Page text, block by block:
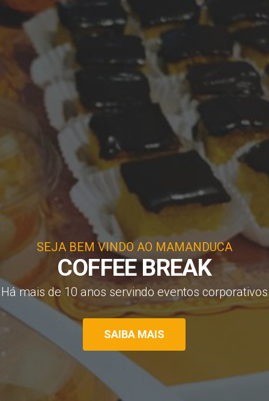
SEJA BEM VINDO AO MAMANDUCA
COFFEE BREAK
Há mais de 10 anos servindo eventos corporativos
SAIBA MAIS